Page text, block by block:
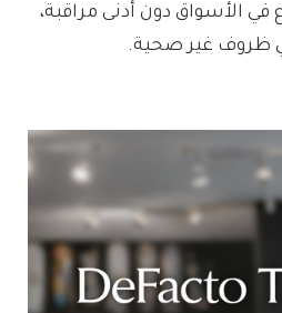
في الأسواق دون أدنى مراقبة،
ظروف غير صحية.